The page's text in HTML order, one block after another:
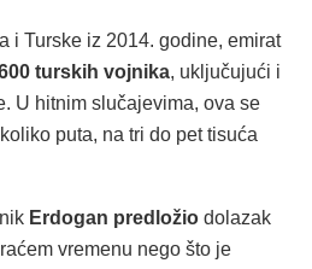
i Turske iz 2014. godine, emirat
turskih vojnika, uključujući i
U hitnim slučajevima, ova se
puta, na tri do pet tisuća
Erdogan predložio dolazak
vremenu nego što je